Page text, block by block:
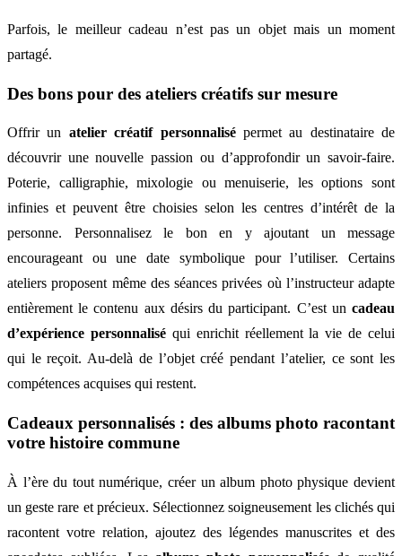
Parfois, le meilleur cadeau n’est pas un objet mais un moment
partagé.
Des bons pour des ateliers créatifs sur mesure
Offrir un atelier créatif personnalisépermet au destinataire de
découvrir une nouvelle passion ou d’approfondir un savoir-faire.
Poterie, calligraphie, mixologie ou menuiserie, les options sont
infinies et peuvent être choisies selon les centres d’intérêt de la
personne. Personnalisez le bon en y ajoutant un message
encourageant ou une date symbolique pour l’utiliser. Certains
ateliers proposent même des séances privées où l’instructeur adapte
entièrement le contenu aux désirs du participant. C’est un cadeau
d’expérience personnaliséqui enrichit réellement la vie de celui
qui le reçoit. Au-delà de l’objet créé pendant l’atelier, ce sont les
compétences acquises qui restent.
Cadeaux personnalisés : des albums photo racontant
votre histoire commune
À l’ère du tout numérique, créer un album photo physique devient
un geste rare et précieux. Sélectionnez soigneusement les clichés qui
racontent votre relation, ajoutez des légendes manuscrites et des